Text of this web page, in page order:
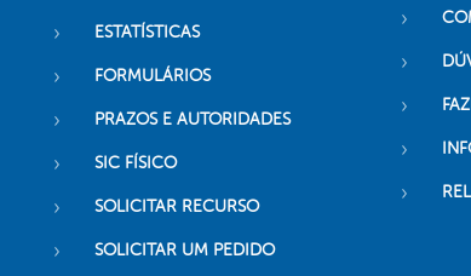
ESTATÍSTICAS
FORMULÁRIOS
PRAZOS E AUTORIDADES
SIC FÍSICO
SOLICITAR RECURSO
SOLICITAR UM PEDIDO